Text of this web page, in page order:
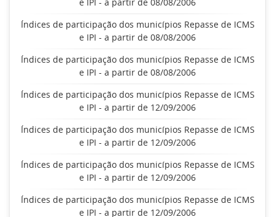
Índices de participação dos municípios Repasse de ICMS
e IPI - a partir de 08/08/2006
Índices de participação dos municípios Repasse de ICMS
e IPI - a partir de 08/08/2006
Índices de participação dos municípios Repasse de ICMS
e IPI - a partir de 12/09/2006
Índices de participação dos municípios Repasse de ICMS
e IPI - a partir de 12/09/2006
Índices de participação dos municípios Repasse de ICMS
e IPI - a partir de 12/09/2006
Índices de participação dos municípios Repasse de ICMS
e IPI - a partir de 12/09/2006